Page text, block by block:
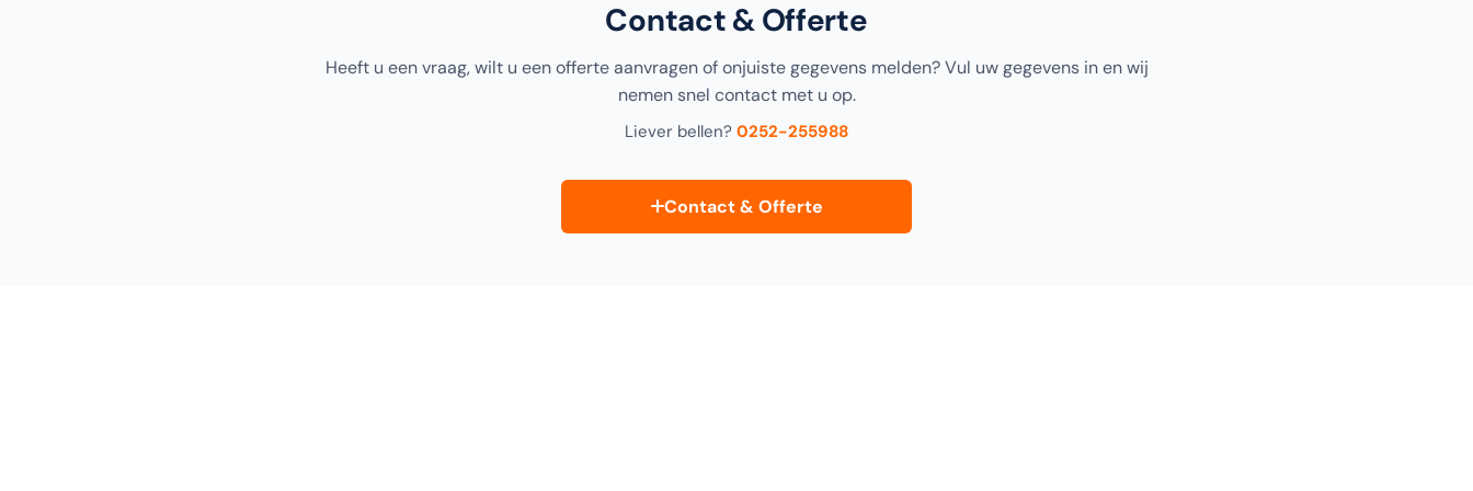
Contact & Offerte
Heeft u een vraag, wilt u een offerte aanvragen of onjuiste gegevens melden? Vul uw gegevens in en wij
nemen snel contact met u op.
Liever bellen? 0252-255988
Contact & Offerte